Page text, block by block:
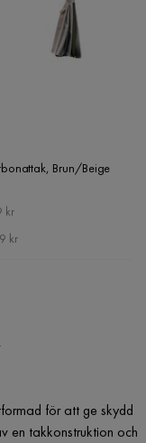
Brun/Beige
kr
kr
för att ge skydd
en takkonstruktion och